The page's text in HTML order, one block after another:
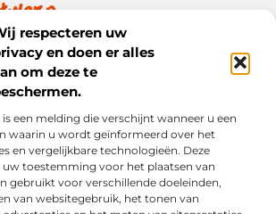
respecteren uw
en doen er alles
om deze te
een melding die verschijnt wanneer u een
waarin u wordt geïnformeerd over het
en vergelijkbare technologieën. Deze
toestemming voor het plaatsen van
gebruikt voor verschillende doeleinden,
van websitegebruik, het tonen van
leven met inspiratie en verhalen.
tips, creatieve ideeën en waardevolle
inzichten op Bnontwerp.nl.